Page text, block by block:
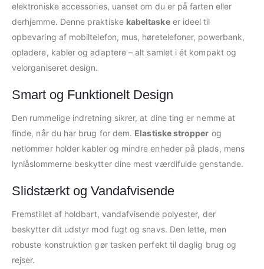
elektroniske accessories, uanset om du er på farten eller
derhjemme. Denne praktiske kabeltaskeer ideel til
opbevaring af mobiltelefon, mus, høretelefoner, powerbank,
opladere, kabler og adaptere – alt samlet i ét kompakt og
velorganiseret design.
Smart og Funktionelt Design
Den rummelige indretning sikrer, at dine ting er nemme at
finde, når du har brug for dem. Elastiske stropper og
netlommer holder kabler og mindre enheder på plads, mens
lynlåslommerne beskytter dine mest værdifulde genstande.
Slidstærkt og Vandafvisende
Fremstillet af holdbart, vandafvisende polyester, der
beskytter dit udstyr mod fugt og snavs. Den lette, men
robuste konstruktion gør tasken perfekt til daglig brug og
rejser.